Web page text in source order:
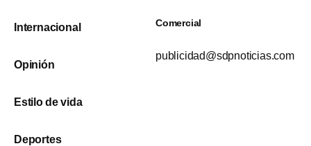
Internacional
Opinión
Estilo de vida
Deportes
Comercial
publicidad@sdpnoticias.com